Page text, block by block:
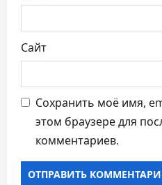
Сайт
Сохранить моё имя,
этом браузере для
комментариев.